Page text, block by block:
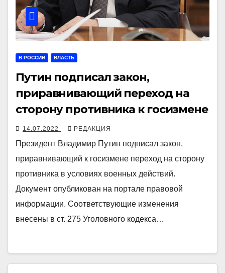
В РОССИИ ВЛАСТЬ
Путин подписал закон,
приравнивающий переход на
сторону противника к госизмене
14.07.2022 РЕДАКЦИЯ
Президент Владимир Путин подписал закон,
приравнивающий к госизмене переход на сторону
противника в условиях военных действий.
Документ опубликован на портале правовой
информации. Соответствующие изменения
внесены в ст. 275 Уголовного кодекса…